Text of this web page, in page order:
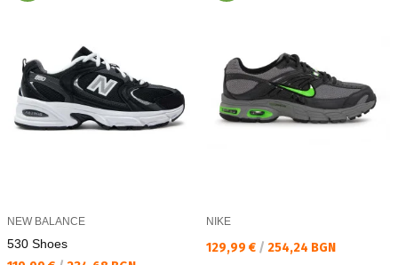
NEW BALANCE
530 Shoes
NIKE
Текуща цена:
129,99 € / 254,24 BGN